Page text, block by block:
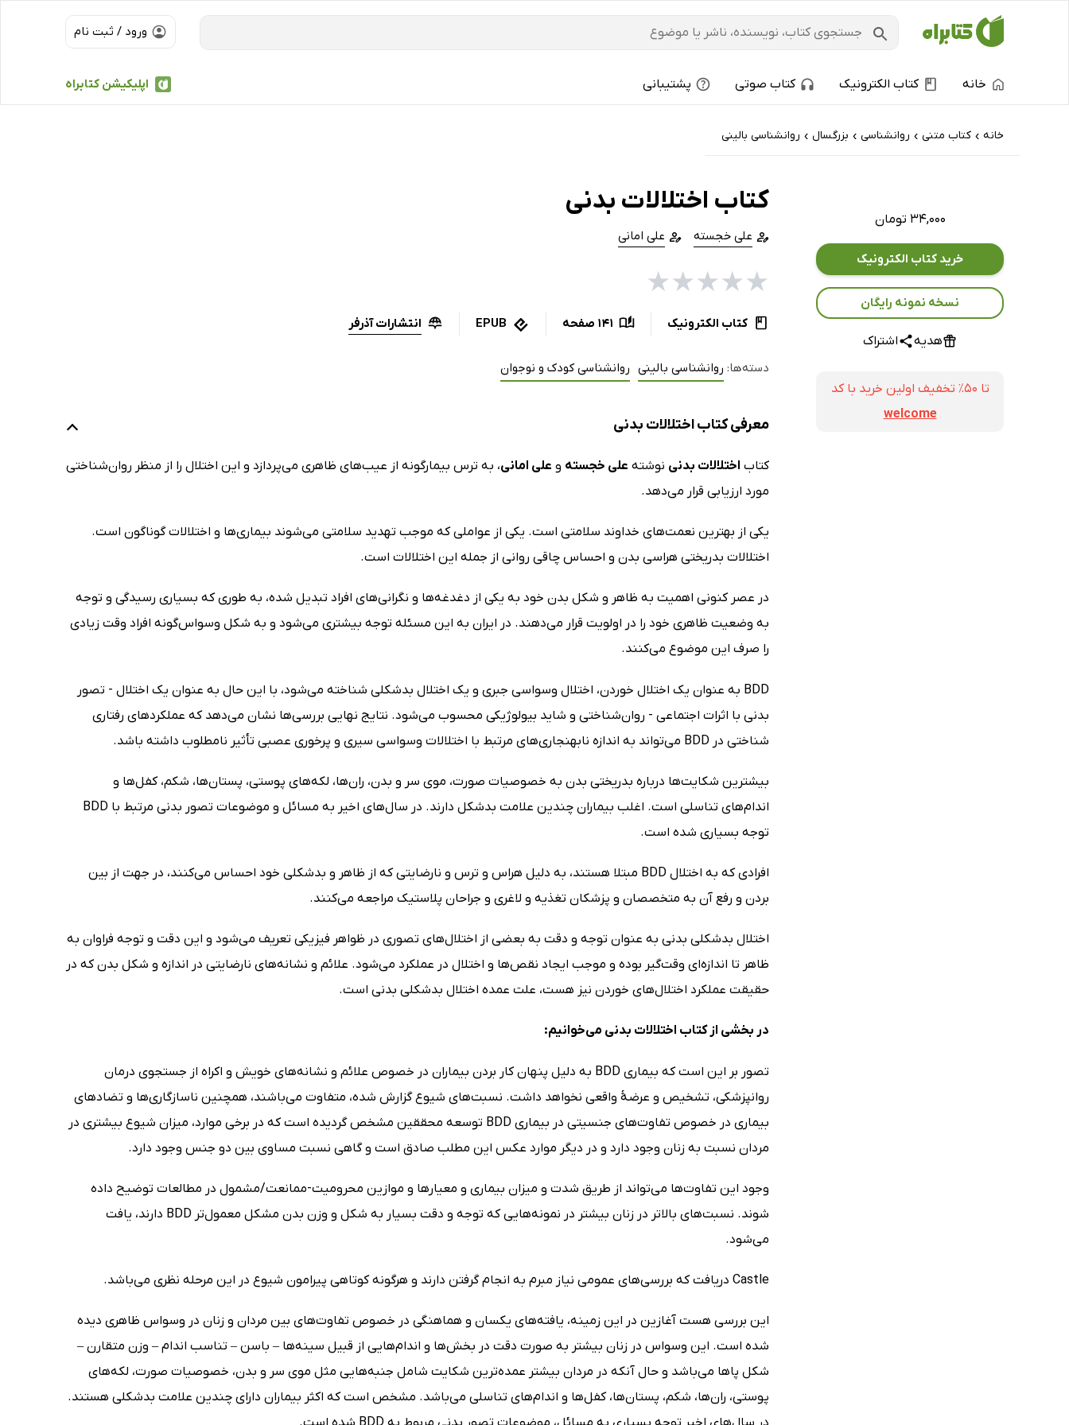
ورود / ثبت نام
اپلیکیشن کتابراه خانه کتاب الکترونیک کتاب صوتی پشتیبانی
خانه › کتاب‌ متنی › روانشناسی › بزرگسال › روانشناسی بالینی
۳۴,۰۰۰ تومان
خرید کتاب الکترونیک
نسخه نمونه رایگان
هدیه اشتراک
تا ۵۰٪ تخفیف اولین خرید با کد
welcome
کتاب اختلالات بدنی
علی خجسته علی امانی
★
★
★
★
★
کتاب الکترونیک 141 صفحه EPUB انتشارات آذرفر
دسته‌ها: روانشناسی بالینی روانشناسی کودک و نوجوان
معرفی کتاب اختلالات بدنی
کتاب اختلالات بدنی نوشته علی خجسته و علی امانی، به ترس بیمارگونه از عیب‌های ظاهری می‌پردازد و این اختلال را از منظر روان‌شناختی
مورد ارزیابی قرار می‌دهد.
یکی از بهترین نعمت‌های خداوند سلامتی است. یکی از عواملی که موجب تهدید سلامتی می‌شوند بیماری‌ها و اختلالات گوناگون است.
اختلالات بدریختی هراسی بدن و احساس چاقی روانی از جمله این اختلالات است.
در عصر کنونی اهمیت به ظاهر و شکل بدن خود به یکی از دغدغه‌ها و نگرانی‌های افراد تبدیل شده، به طوری که بسیاری رسیدگی و توجه
به وضعیت ظاهری خود را در اولویت قرار می‌دهند. در ایران به این مسئله توجه بیشتری می‌شود و به شکل وسواس‌گونه افراد وقت زیادی
را صرف این موضوع می‌کنند.
BDD به عنوان یک اختلال خوردن، اختلال وسواسی جبری و یک اختلال بدشکلی شناخته می‌شود، با این حال به عنوان یک اختلال - تصور
بدنی با اثرات اجتماعی - روان‌شناختی و شاید بیولوژیکی محسوب می‌شود. نتایج نهایی بررسی‌ها نشان می‌دهد که عملکردهای رفتاری
شناختی در BDD می‌تواند به اندازه نابهنجاری‌های مرتبط با اختلالات وسواسی سیری و پرخوری عصبی تأثیر نامطلوب داشته باشد.
بیشترین شکایت‌ها درباره بدریختی بدن به خصوصیات صورت، موی سر و بدن، ران‌ها، لکه‌های پوستی، پستان‌ها، شکم، کفل‌ها و
اندام‌های تناسلی است. اغلب بیماران چندین علامت بدشکل دارند. در سال‌های اخیر به مسائل و موضوعات تصور بدنی مرتبط با BDD
توجه بسیاری شده است.
افرادی که به اختلال BDD مبتلا هستند، به دلیل هراس و ترس و نارضایتی که از ظاهر و بدشکلی خود احساس می‌کنند، در جهت از بین
بردن و رفع آن به متخصصان و پزشکان تغذیه و لاغری و جراحان پلاستیک مراجعه می‌کنند.
اختلال بدشکلی بدنی به عنوان توجه و دقت به بعضی از اختلال‌های تصوری در ظواهر فیزیکی تعریف می‌شود و این دقت و توجه فراوان به
ظاهر تا اندازه‌ای وقت‌گیر بوده و موجب ایجاد نقص‌ها و اختلال در عملکرد می‌شود. علائم و نشانه‌های نارضایتی در اندازه و شکل بدن که در
حقیقت عملکرد اختلال‌های خوردن نیز هست، علت عمده اختلال بدشکلی بدنی است.
در بخشی از کتاب اختلالات بدنی می‌خوانیم:
تصور بر این است که بیماری BDD به دلیل پنهان کار بردن بیماران در خصوص علائم و نشانه‌های خویش و اکراه از جستجوی درمان
روانپزشکی، تشخیص و عرضۀ واقعی نخواهد داشت. نسبت‌های شیوع گزارش شده، متفاوت می‌باشند، همچنین ناسازگاری‌ها و تضادهای
بیماری در خصوص تفاوت‌های جنسیتی در بیماری BDD توسعه محققین مشخص گردیده است که در برخی موارد، میزان شیوع بیشتری در
مردان نسبت به زنان وجود دارد و در دیگر موارد عکس این مطلب صادق است و گاهی نسبت مساوی بین دو جنس وجود دارد.
وجود این تفاوت‌ها می‌تواند از طریق شدت و میزان بیماری و معیارها و موازین محرومیت-ممانعت/مشمول در مطالعات توضیح داده
شوند. نسبت‌های بالاتر در زنان بیشتر در نمونه‌هایی که توجه و دقت بسیار به شکل و وزن بدن مشکل معمول‌تر BDD دارند، یافت
می‌شود.
Castle دریافت که بررسی‌های عمومی نیاز مبرم به انجام گرفتن دارند و هرگونه کوتاهی پیرامون شیوع در این مرحله نظری می‌باشد.
این بررسی هست آغازین در این زمینه، یافته‌های یکسان و هماهنگی در خصوص تفاوت‌های بین مردان و زنان در وسواس ظاهری دیده
شده است. این وسواس در زنان بیشتر به صورت دقت در بخش‌ها و اندام‌هایی از قبیل سینه‌ها – باسن – تناسب اندام – وزن متقارن –
شکل پاها می‌باشد و حال آنکه در مردان بیشتر عمده‌ترین شکایت شامل جنبه‌هایی مثل موی سر و بدن، خصوصیات صورت، لکه‌های
پوستی، ران‌ها، شکم، پستان‌ها، کفل‌ها و اندام‌های تناسلی می‌باشد. مشخص است که اکثر بیماران دارای چندین علامت بدشکلی هستند.